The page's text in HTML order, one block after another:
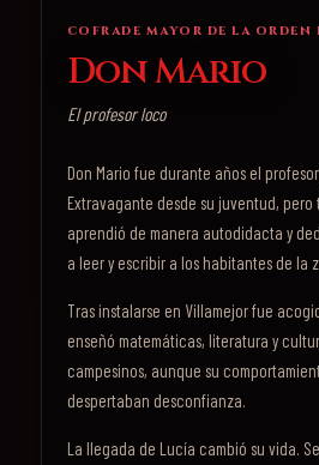
COFRADE MAYOR DE LA ORDEN
Don Mario
El profesor loco
Don Mario fue durante años el
Extravagante desde su juventud,
aprendió de manera autodidacta y
a leer y escribir a los habitantes de la
Tras instalarse en Villamejor fue
enseñó matemáticas, literatura y
campesinos, aunque su
despertaban desconfianza.
La llegada de Lucía cambió su vida.